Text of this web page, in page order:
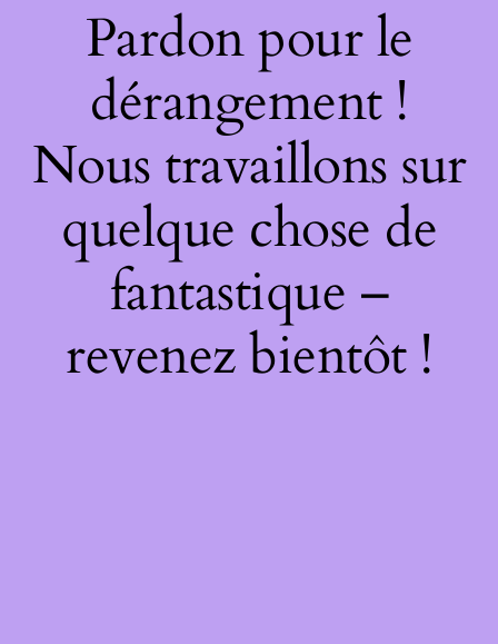
Pardon pour le
dérangement !
Nous travaillons sur
quelque chose de
fantastique –
revenez bientôt !